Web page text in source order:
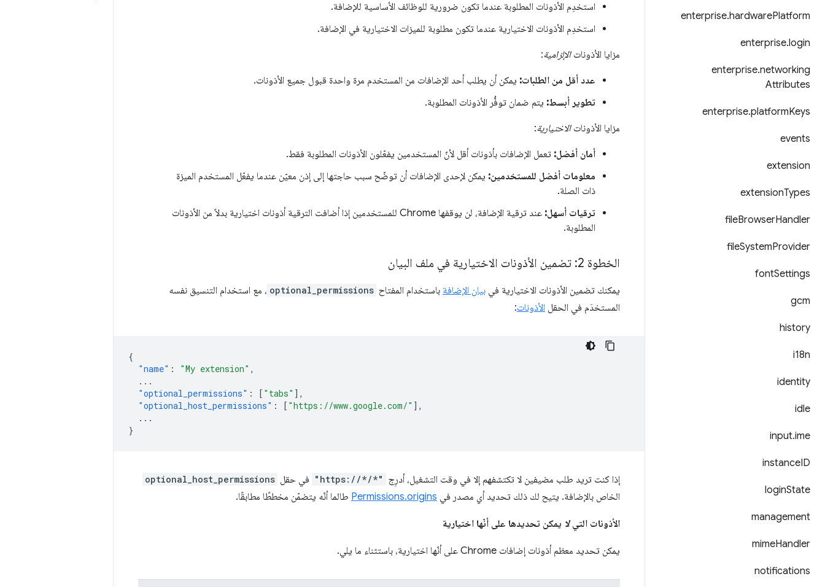
enterprise.hardwarePlatform
enterprise.login
enterprise.networking
Attributes
enterprise.platformKeys
events
extension
extensionTypes
fileBrowserHandler
fileSystemProvider
fontSettings
gcm
history
i18n
identity
idle
input.ime
instanceID
loginState
management
mimeHandler
notifications
استخدِم الأذونات المطلوبة عندما تكون ضرورية للوظائف الأساسية للإضافة.
استخدِم الأذونات الاختيارية عندما تكون مطلوبة للميزات الاختيارية في الإضافة.
مزايا الأذوناتالإلزامية:
عدد أقل من الطلبات: يمكن أن يطلب أحد الإضافات من المستخدم مرة واحدة قبول جميع الأذونات.
تطوير أبسط: يتم ضمان توفُّر الأذونات المطلوبة.
مزايا الأذوناتالاختيارية:
أمان أفضل: تعمل الإضافات بأذونات أقل لأنّ المستخدمين يفعّلون الأذونات المطلوبة فقط.
معلومات أفضل للمستخدمين: يمكن لإحدى الإضافات أن توضّح سبب حاجتها إلى إذن معيّن عندما يفعّل المستخدم الميزة
ذات الصلة.
ترقيات أسهل:
عند ترقية الإضافة، لن يوقفها Chrome للمستخدمين إذا أضافت الترقية أذونات اختيارية بدلاً من الأذونات
المطلوبة.
الخطوة 2: تضمين الأذونات الاختيارية في ملف البيان
يمكنك تضمين الأذونات الاختيارية في بيان الإضافة باستخدام المفتاح optional_permissions ، مع استخدام التنسيق نفسه
المستخدَم في الحقل الأذونات:
{
"name" : "My extension" ,
...
"optional_permissions" : [ "tabs" ],
"optional_host_permissions" : [ "https://www.google.com/" ],
...
}
إذا كنت تريد طلب مضيفين لا تكتشفهم إلا في وقت التشغيل، أدرِج "https://*/*" في حقل optional_host_permissions
الخاص بالإضافة. يتيح لك ذلك تحديد أي مصدر في Permissions.origins طالما أنّه يتضمّن مخططًا مطابقًا.
الأذونات التيلا يمكن تحديدها على أنّها اختيارية
يمكن تحديد معظم أذونات إضافات Chrome على أنّها اختيارية، باستثناء ما يلي.